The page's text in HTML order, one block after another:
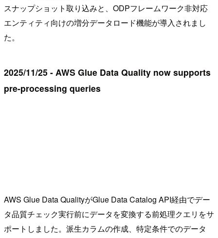
スナップショット取り込みと、ODPフレームワーク非対応
エンティティ向けの増分データロード機能が導入されまし
た。
2025/11/25 - AWS Glue Data Quality now supports
pre-processing queries
AWS Glue Data QualityがGlue Data Catalog API経由でデー
タ品質チェック実行前にデータを変換する前処理クエリをサ
ポートしました。派生カラムの作成、特定条件でのデータ